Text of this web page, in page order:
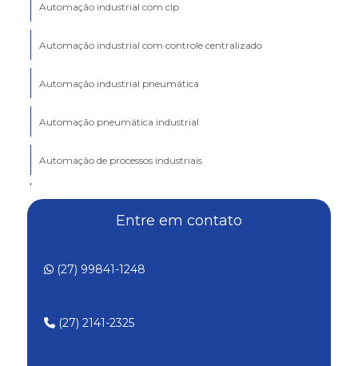
Automação industrial com clp
Automação industrial com controle centralizado
Automação industrial pneumática
Automação pneumática industrial
Automação de processos industriais
Automação robótica industrial
Configuração de clp personalizada
Configuração de clp para processos industriais
Entre em contato
(27) 99841-1248
(27) 2141-2325